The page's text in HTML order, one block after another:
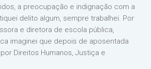
a preocupação e indignação com a
delito algum, sempre trabalhei. Por
e diretora de escola pública,
imaginei que depois de aposentada
Direitos Humanos, Justiça e